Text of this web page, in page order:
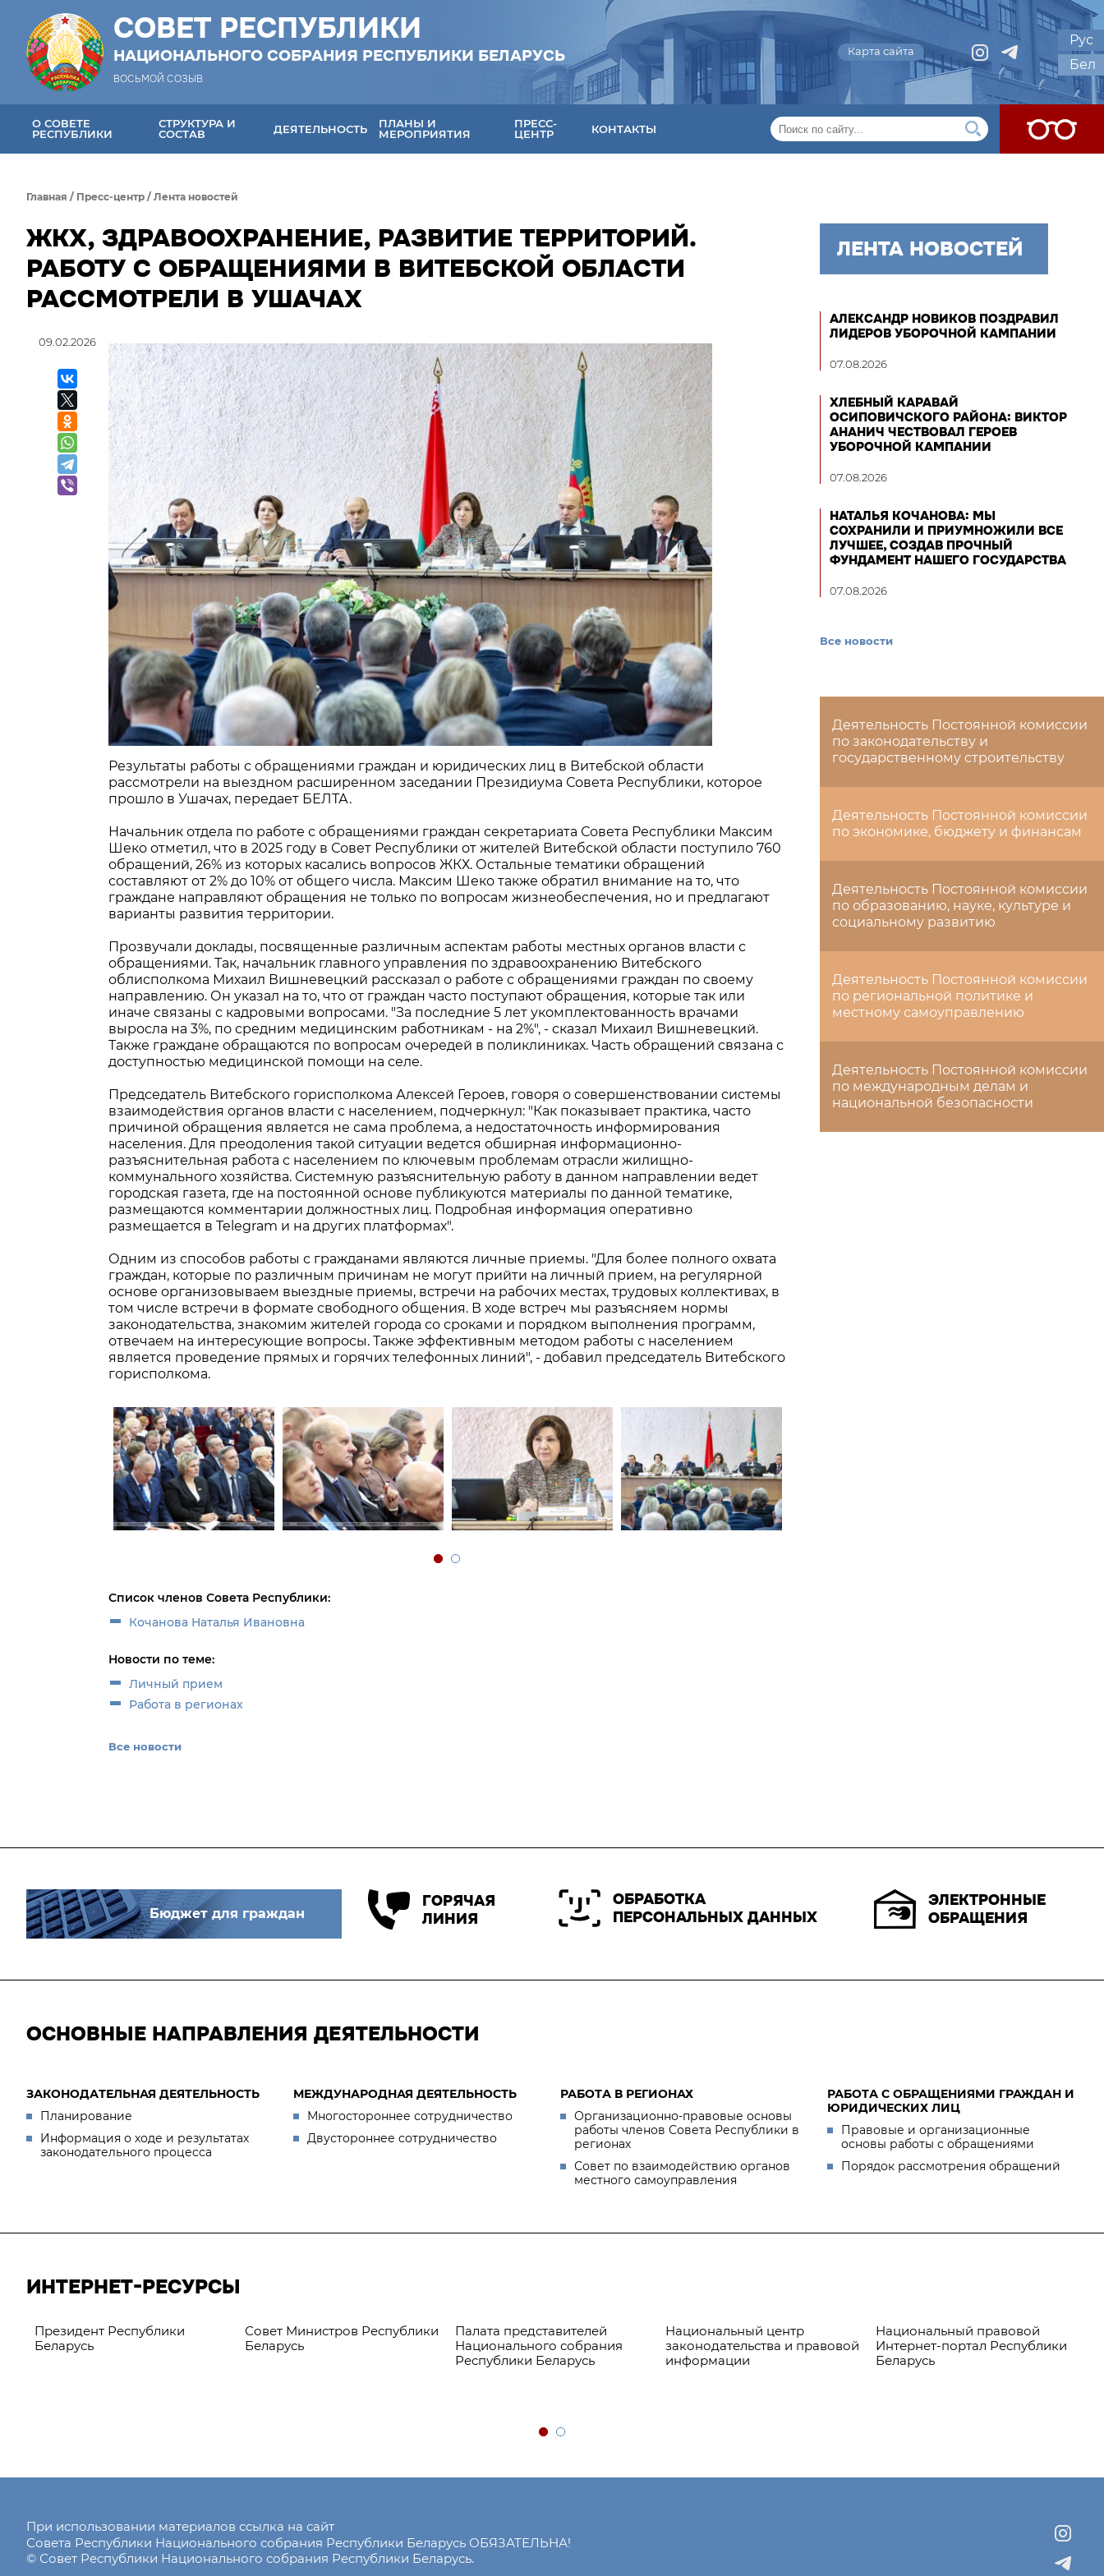
СОВЕТ РЕСПУБЛИКИ
НАЦИОНАЛЬНОГО СОБРАНИЯ РЕСПУБЛИКИ БЕЛАРУСЬ
ВОСЬМОЙ СОЗЫВ
Карта сайта
Рус
Бел
О СОВЕТЕ
РЕСПУБЛИКИ
СТРУКТУРА И
СОСТАВ
ДЕЯТЕЛЬНОСТЬ
ПЛАНЫ И
МЕРОПРИЯТИЯ
ПРЕСС-
ЦЕНТР
КОНТАКТЫ
Главная / Пресс-центр / Лента новостей
ЖКХ, ЗДРАВООХРАНЕНИЕ, РАЗВИТИЕ ТЕРРИТОРИЙ.
РАБОТУ С ОБРАЩЕНИЯМИ В ВИТЕБСКОЙ ОБЛАСТИ
РАССМОТРЕЛИ В УШАЧАХ
09.02.2026
Результаты работы с обращениями граждан и юридических лиц в Витебской области
рассмотрели на выездном расширенном заседании Президиума Совета Республики, которое
прошло в Ушачах, передает БЕЛТА.
Начальник отдела по работе с обращениями граждан секретариата Совета Республики Максим
Шеко отметил, что в 2025 году в Совет Республики от жителей Витебской области поступило 760
обращений, 26% из которых касались вопросов ЖКХ. Остальные тематики обращений
составляют от 2% до 10% от общего числа. Максим Шеко также обратил внимание на то, что
граждане направляют обращения не только по вопросам жизнеобеспечения, но и предлагают
варианты развития территории.
Прозвучали доклады, посвященные различным аспектам работы местных органов власти с
обращениями. Так, начальник главного управления по здравоохранению Витебского
облисполкома Михаил Вишневецкий рассказал о работе с обращениями граждан по своему
направлению. Он указал на то, что от граждан часто поступают обращения, которые так или
иначе связаны с кадровыми вопросами. "За последние 5 лет укомплектованность врачами
выросла на 3%, по средним медицинским работникам - на 2%", - сказал Михаил Вишневецкий.
Также граждане обращаются по вопросам очередей в поликлиниках. Часть обращений связана с
доступностью медицинской помощи на селе.
Председатель Витебского горисполкома Алексей Героев, говоря о совершенствовании системы
взаимодействия органов власти с населением, подчеркнул: "Как показывает практика, часто
причиной обращения является не сама проблема, а недостаточность информирования
населения. Для преодоления такой ситуации ведется обширная информационно-
разъяснительная работа с населением по ключевым проблемам отрасли жилищно-
коммунального хозяйства. Системную разъяснительную работу в данном направлении ведет
городская газета, где на постоянной основе публикуются материалы по данной тематике,
размещаются комментарии должностных лиц. Подробная информация оперативно
размещается в Telegram и на других платформах".
Одним из способов работы с гражданами являются личные приемы. "Для более полного охвата
граждан, которые по различным причинам не могут прийти на личный прием, на регулярной
основе организовываем выездные приемы, встречи на рабочих местах, трудовых коллективах, в
том числе встречи в формате свободного общения. В ходе встреч мы разъясняем нормы
законодательства, знакомим жителей города со сроками и порядком выполнения программ,
отвечаем на интересующие вопросы. Также эффективным методом работы с населением
является проведение прямых и горячих телефонных линий", - добавил председатель Витебского
горисполкома.
Список членов Совета Республики:
Кочанова Наталья Ивановна
Новости по теме:
Личный прием
Работа в регионах
Все новости
ЛЕНТА НОВОСТЕЙ
АЛЕКСАНДР НОВИКОВ ПОЗДРАВИЛ
ЛИДЕРОВ УБОРОЧНОЙ КАМПАНИИ
07.08.2026
ХЛЕБНЫЙ КАРАВАЙ
ОСИПОВИЧСКОГО РАЙОНА: ВИКТОР
АНАНИЧ ЧЕСТВОВАЛ ГЕРОЕВ
УБОРОЧНОЙ КАМПАНИИ
07.08.2026
НАТАЛЬЯ КОЧАНОВА: МЫ
СОХРАНИЛИ И ПРИУМНОЖИЛИ ВСЕ
ЛУЧШЕЕ, СОЗДАВ ПРОЧНЫЙ
ФУНДАМЕНТ НАШЕГО ГОСУДАРСТВА
07.08.2026
Все новости
Деятельность Постоянной комиссии
по законодательству и
государственному строительству
Деятельность Постоянной комиссии
по экономике, бюджету и финансам
Деятельность Постоянной комиссии
по образованию, науке, культуре и
социальному развитию
Деятельность Постоянной комиссии
по региональной политике и
местному самоуправлению
Деятельность Постоянной комиссии
по международным делам и
национальной безопасности
Бюджет для граждан
ГОРЯЧАЯ
ЛИНИЯ
ОБРАБОТКА
ПЕРСОНАЛЬНЫХ ДАННЫХ
ЭЛЕКТРОННЫЕ
ОБРАЩЕНИЯ
ОСНОВНЫЕ НАПРАВЛЕНИЯ ДЕЯТЕЛЬНОСТИ
ЗАКОНОДАТЕЛЬНАЯ ДЕЯТЕЛЬНОСТЬ
Планирование
Информация о ходе и результатах
законодательного процесса
МЕЖДУНАРОДНАЯ ДЕЯТЕЛЬНОСТЬ
Многостороннее сотрудничество
Двустороннее сотрудничество
РАБОТА В РЕГИОНАХ
Организационно-правовые основы
работы членов Совета Республики в
регионах
Совет по взаимодействию органов
местного самоуправления
РАБОТА С ОБРАЩЕНИЯМИ ГРАЖДАН И
ЮРИДИЧЕСКИХ ЛИЦ
Правовые и организационные
основы работы с обращениями
Порядок рассмотрения обращений
ИНТЕРНЕТ-РЕСУРСЫ
Президент Республики
Беларусь
Совет Министров Республики
Беларусь
Палата представителей
Национального собрания
Республики Беларусь
Национальный центр
законодательства и правовой
информации
Национальный правовой
Интернет-портал Республики
Беларусь
При использовании материалов ссылка на сайт
Совета Республики Национального собрания Республики Беларусь ОБЯЗАТЕЛЬНА!
© Совет Республики Национального собрания Республики Беларусь.